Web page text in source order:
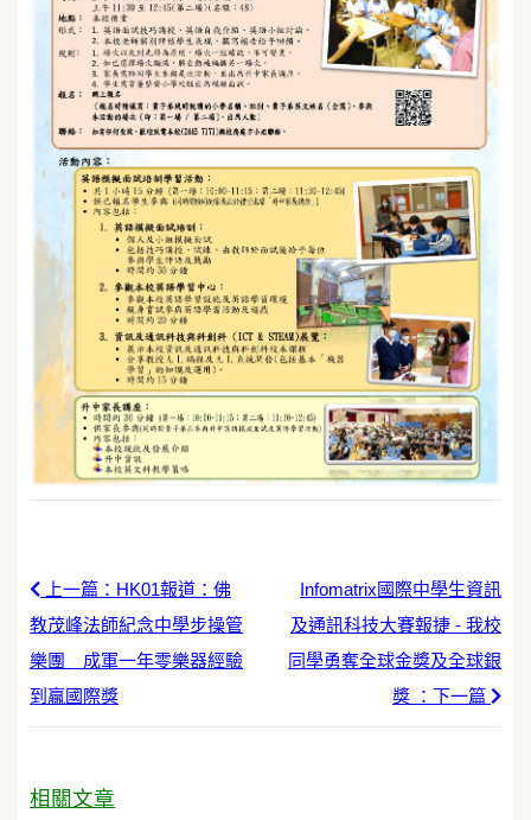
上一篇：HK01報道：佛
教茂峰法師紀念中學步操管
樂團 成軍一年零樂器經驗
到贏國際獎
Infomatrix國際中學生資訊
及通訊科技大賽報捷 - 我校
同學勇奪全球金獎及全球銀
獎 ：下一篇
相關文章